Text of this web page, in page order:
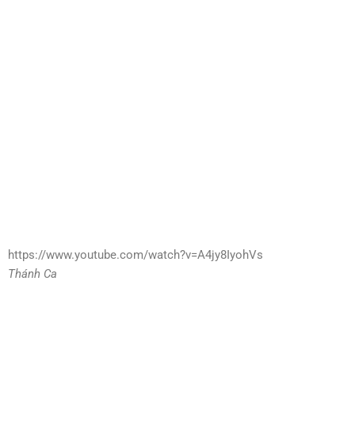
https://www.youtube.com/watch?v=A4jy8IyohVs
Thánh Ca